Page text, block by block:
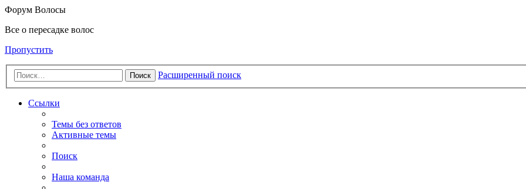
Форум Волосы
Все о пересадке волос
Пропустить
Поиск Расширенный поиск
Ссылки
Темы без ответов
Активные темы
Поиск
Наша команда